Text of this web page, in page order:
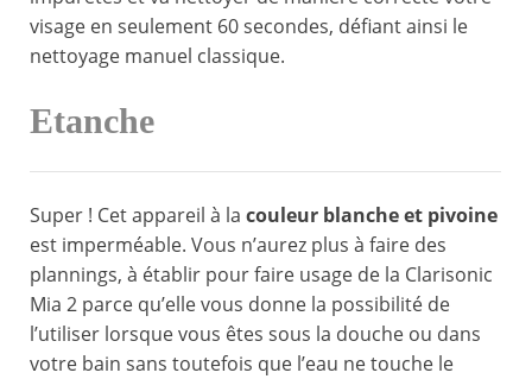
visage en seulement 60 secondes, défiant ainsi le
nettoyage manuel classique.
Etanche
Super ! Cet appareil à la couleur blanche et pivoine
est imperméable. Vous n’aurez plus à faire des
plannings, à établir pour faire usage de la Clarisonic
Mia 2 parce qu’elle vous donne la possibilité de
l’utiliser lorsque vous êtes sous la douche ou dans
votre bain sans toutefois que l’eau ne touche le